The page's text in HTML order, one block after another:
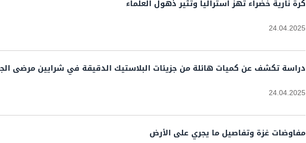
كرة نارية خضراء تهز أستراليا وتثير ذهول العلماء
24.04.2025
دراسة تكشف عن كميات هائلة من جزيئات البلاستيك الدقيقة في شرايين مرضى
24.04.2025
مفاوضات غزة وتفاصيل ما يجري على الأرض